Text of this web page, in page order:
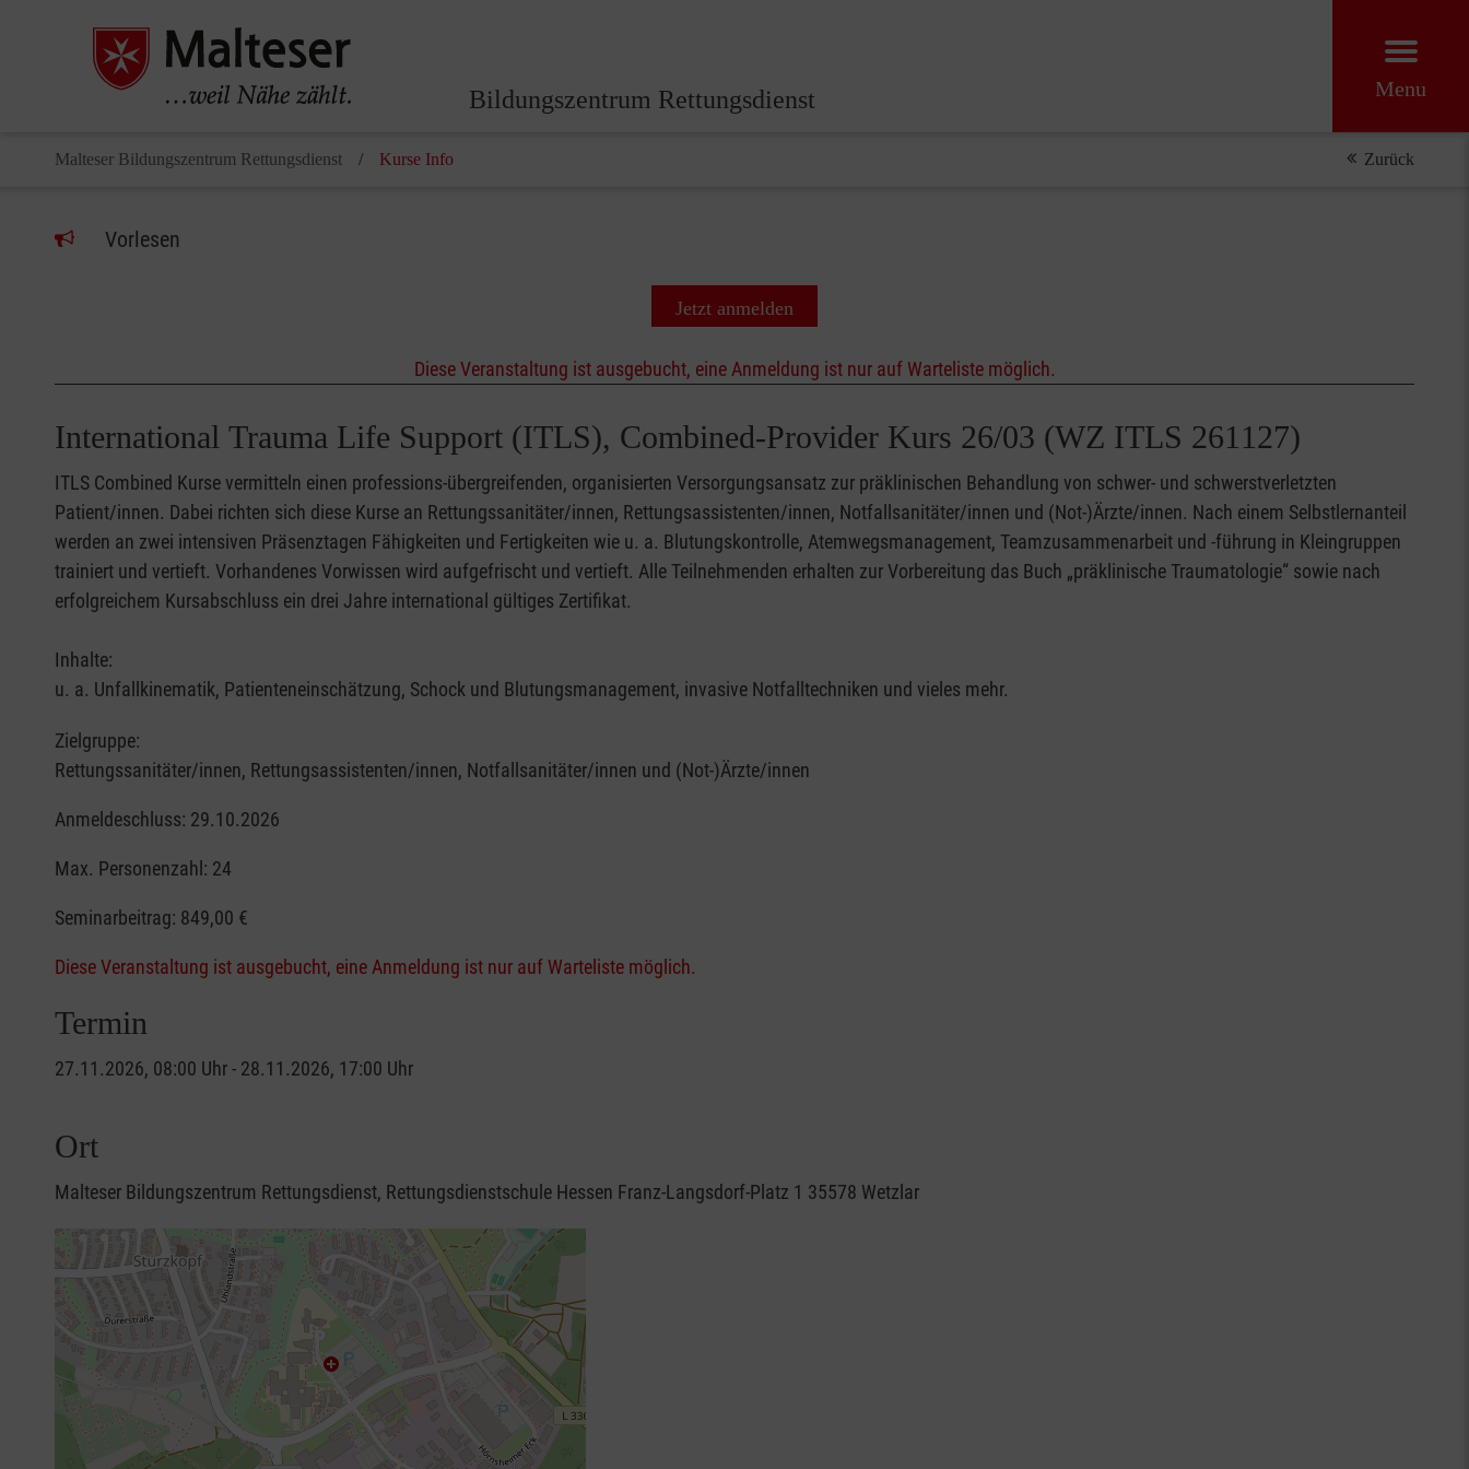
Bildungszentrum Rettungsdienst Menu
Malteser Bildungszentrum Rettungsdienst Kurse Info Zurück
Vorlesen
Jetzt anmelden
Diese Veranstaltung ist ausgebucht, eine Anmeldung ist nur auf Warteliste möglich.
International Trauma Life Support (ITLS), Combined-Provider Kurs 26/03 (WZ ITLS 261127)
ITLS Combined Kurse vermitteln einen professions-übergreifenden, organisierten Versorgungsansatz zur präklinischen Behandlung von schwer- und schwerstverletzten
Patient/innen. Dabei richten sich diese Kurse an Rettungssanitäter/innen, Rettungsassistenten/innen, Notfallsanitäter/innen und (Not-)Ärzte/innen. Nach einem Selbstlernanteil
werden an zwei intensiven Präsenztagen Fähigkeiten und Fertigkeiten wie u. a. Blutungskontrolle, Atemwegsmanagement, Teamzusammenarbeit und -führung in Kleingruppen
trainiert und vertieft. Vorhandenes Vorwissen wird aufgefrischt und vertieft. Alle Teilnehmenden erhalten zur Vorbereitung das Buch „präklinische Traumatologie“ sowie nach
erfolgreichem Kursabschluss ein drei Jahre international gültiges Zertifikat.
Inhalte:
u. a. Unfallkinematik, Patienteneinschätzung, Schock und Blutungsmanagement, invasive Notfalltechniken und vieles mehr.
Zielgruppe:
Rettungssanitäter/innen, Rettungsassistenten/innen, Notfallsanitäter/innen und (Not-)Ärzte/innen
Anmeldeschluss: 29.10.2026
Max. Personenzahl: 24
Seminarbeitrag: 849,00 €
Diese Veranstaltung ist ausgebucht, eine Anmeldung ist nur auf Warteliste möglich.
Termin
27.11.2026, 08:00 Uhr - 28.11.2026, 17:00 Uhr
Ort
Malteser Bildungszentrum Rettungsdienst, Rettungsdienstschule Hessen Franz-Langsdorf-Platz 1 35578 Wetzlar